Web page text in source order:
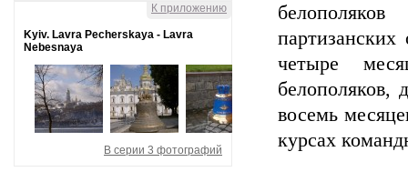
К приложению
Kyiv. Lavra Pecherskaya - Lavra
Nebesnaya
В серии 3 фотографий
четыре
белополяков,
восемь
курсах